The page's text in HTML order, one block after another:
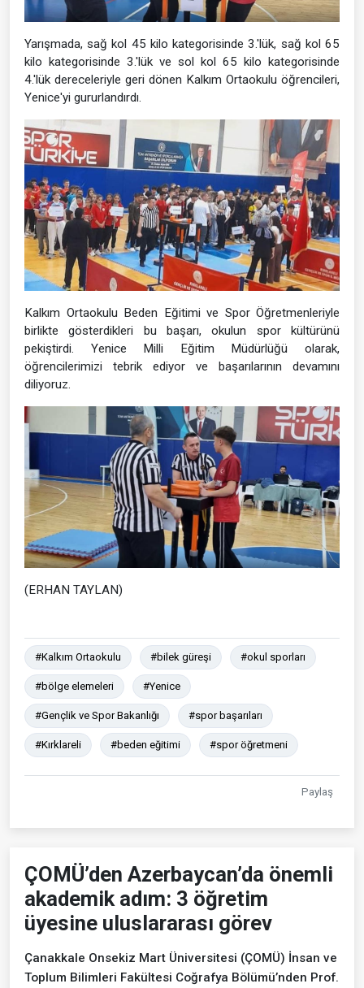
Yarışmada, sağ kol 45 kilo kategorisinde 3.'lük, sağ kol 65
kilo kategorisinde 3.'lük ve sol kol 65 kilo kategorisinde
4.'lük dereceleriyle geri dönen Kalkım Ortaokulu öğrencileri,
Yenice'yi gururlandırdı.
Kalkım Ortaokulu Beden Eğitimi ve Spor Öğretmenleriyle
birlikte gösterdikleri bu başarı, okulun spor kültürünü
pekiştirdi. Yenice Milli Eğitim Müdürlüğü olarak,
öğrencilerimizi tebrik ediyor ve başarılarının devamını
diliyoruz.
(ERHAN TAYLAN)
#Kalkım Ortaokulu #bilek güreşi #okul sporları
#bölge elemeleri #Yenice
#Gençlik ve Spor Bakanlığı #spor başarıları
#Kırklareli #beden eğitimi #spor öğretmeni
Paylaş
ÇOMÜ’den Azerbaycan’da önemli
akademik adım: 3 öğretim
üyesine uluslararası görev
Çanakkale Onsekiz Mart Üniversitesi (ÇOMÜ) İnsan ve
Toplum Bilimleri Fakültesi Coğrafya Bölümü’nden Prof.